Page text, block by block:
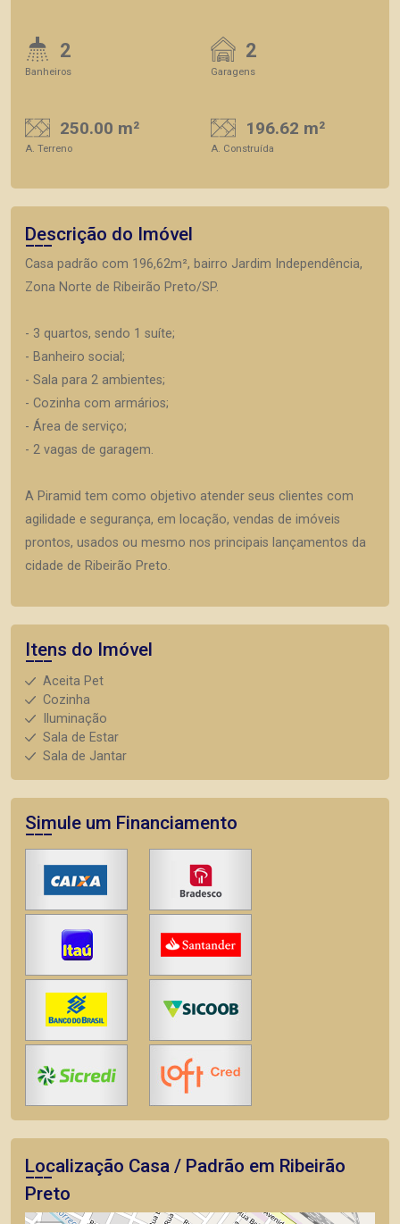
2
Banheiros
2
Garagens
250.00 m²
A. Terreno
196.62 m²
A. Construída
Descrição do Imóvel
Casa padrão com 196,62m², bairro Jardim Independência,
Zona Norte de Ribeirão Preto/SP.
- 3 quartos, sendo 1 suíte;
- Banheiro social;
- Sala para 2 ambientes;
- Cozinha com armários;
- Área de serviço;
- 2 vagas de garagem.
A Piramid tem como objetivo atender seus clientes com
agilidade e segurança, em locação, vendas de imóveis
prontos, usados ou mesmo nos principais lançamentos da
cidade de Ribeirão Preto.
Itens do Imóvel
Aceita Pet
Cozinha
Iluminação
Sala de Estar
Sala de Jantar
Simule um Financiamento
Localização Casa / Padrão em Ribeirão
Preto